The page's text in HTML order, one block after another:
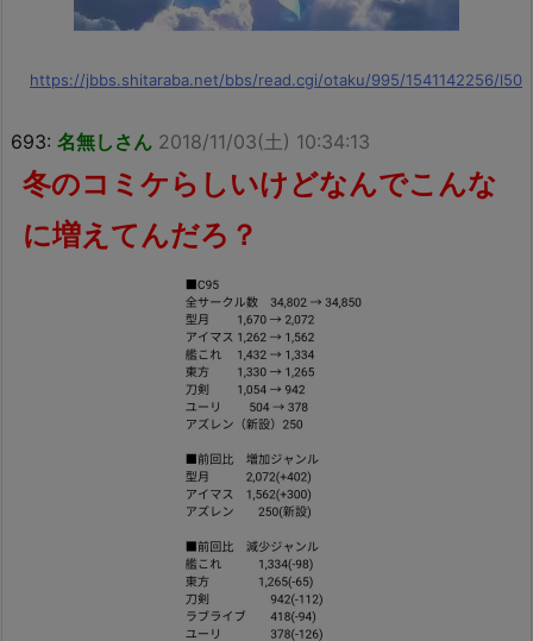
https://jbbs.shitaraba.net/bbs/read.cgi/otaku/995/1541142256/l50
693: 名無しさん 2018/11/03(土) 10:34:13
冬のコミケらしいけどなんでこんな
に増えてんだろ？